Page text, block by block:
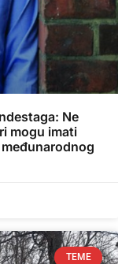
Ne
mogu imati
TEME